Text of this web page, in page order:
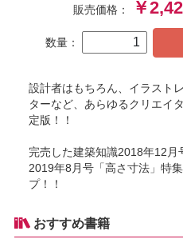
販売価格： ￥
数量：
設計者はもちろん、イラスト
ターなど、あらゆるクリエイ
定版！！
完売した建築知識2018年12月
2019年8月号「高さ寸法」特
プ！！
おすすめ書籍